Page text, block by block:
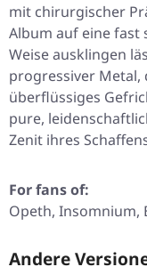
mit chirurgischer
Album auf eine fast
Weise ausklingen
progressiver Metal,
überflüssiges
pure,
Zenit ihres
For fans of:
Opeth, Insomnium,
Andere